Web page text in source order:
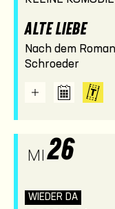
ALTE LIEBE
Nach dem
Schroeder
MI 26
WIEDER DA